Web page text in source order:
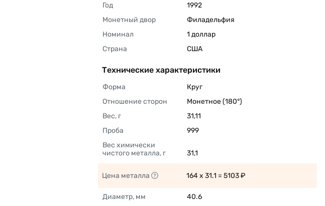
Год
1992
Монетный двор
Филадельфия
Номинал
1 доллар
Страна
США
Технические характеристики
Форма
Круг
Отношение сторон
Монетное (180°)
Вес, г
31,11
Проба
999
Вес химически
чистого металла, г
31,1
Цена металла 164 x 31.1 = 5103 ₽
Диаметр, мм
40.6